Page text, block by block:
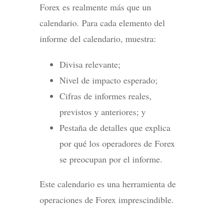
Forex es realmente más que un
calendario. Para cada elemento del
informe del calendario, muestra:
Divisa relevante;
Nivel de impacto esperado;
Cifras de informes reales,
previstos y anteriores; y
Pestaña de detalles que explica
por qué los operadores de Forex
se preocupan por el informe.
Este calendario es una herramienta de
operaciones de Forex imprescindible.